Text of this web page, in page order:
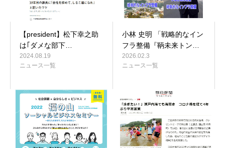
【president】松下幸之助
は｢ダメな部下…
2024.08.19
ニュース一覧
小林 史明 「戦略的なイン
フラ整備『鞆未来トン…
2026.02.3
ニュース一覧